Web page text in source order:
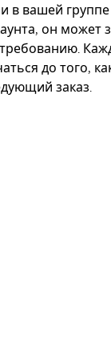
в вашей
он может
до того,
заказ.